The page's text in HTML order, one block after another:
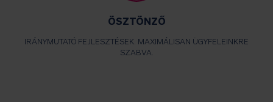
ÖSZTÖNZŐ
IRÁNYMUTATÓ FEJLESZTÉSEK. MAXIMÁLISAN ÜGYFELEINKRE
SZABVA.